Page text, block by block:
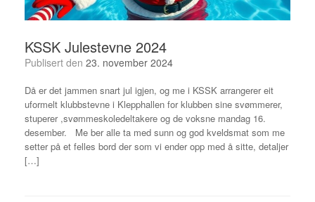
KSSK Julestevne 2024
Publisert den 23. november 2024
Då er det jammen snart jul igjen, og me i KSSK arrangerer eit
uformelt klubbstevne i Klepphallen for klubben sine svømmerer,
stuperer ,svømmeskoledeltakere og de voksne mandag 16.
desember. Me ber alle ta med sunn og god kveldsmat som me
setter på et felles bord der som vi ender opp med å sitte, detaljer
[…]